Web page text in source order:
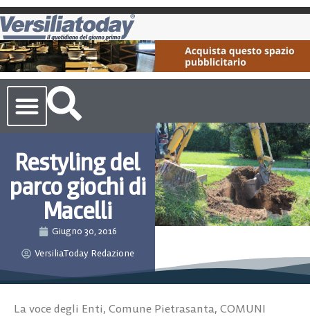
Restyling del
parco giochi di
Macelli
Giugno 30, 2016
VersiliaToday Redazione
La voce degli Enti, Comune Pietrasanta, COMUNI